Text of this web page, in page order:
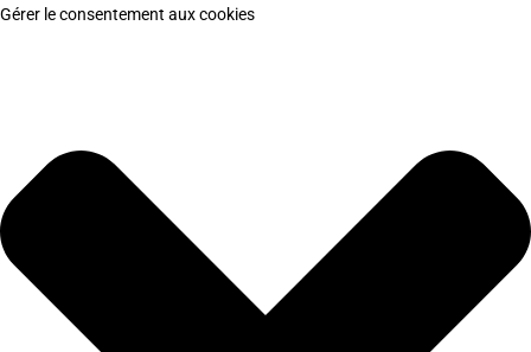
Gérer le consentement aux cookies